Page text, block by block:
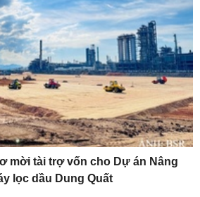
mời tài trợ vốn cho Dự án Nâng
lọc dầu Dung Quất